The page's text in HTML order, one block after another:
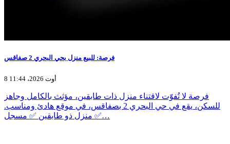
فرصة: للبيع منزل بحي البحري 2 صفاقس
8 أوت 2026، 11:44
فرصة لا تُفوّت لاقتناء منزل ذات طابقين، مؤثث بالكامل وجاهز
للسكن، يقع في حي البحري 2 بصفاقس، في موقع هادئ ومناسب.
✅ منزل ذو طابقين ✅ مسجل…